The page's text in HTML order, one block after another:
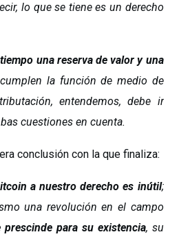
lo que se tiene es un derecho
una reserva de valor y una
la función de medio de
entendemos, debe ir
cuestiones en cuenta.
conclusión con la que finaliza:
a nuestro derecho es inútil;
una revolución en el campo
prescinde para su existencia, su